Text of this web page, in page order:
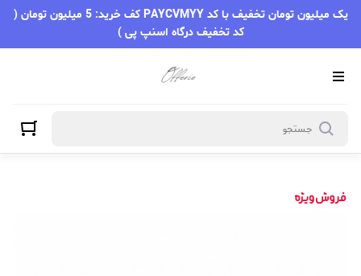
یک میلیون تومان تخفیف با کد PAYCVMYY کف خرید: 5 میلیون تومان (
کد تخفیف درگاه اسنپ پی )